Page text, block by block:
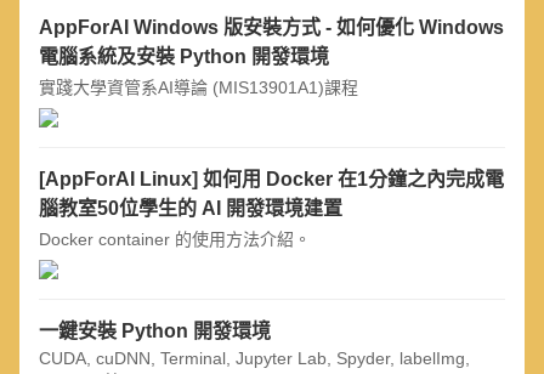
AppForAI Windows 版安裝方式 - 如何優化 Windows
電腦系統及安裝 Python 開發環境
實踐大學資管系AI導論 (MIS13901A1)課程
[AppForAI Linux] 如何用 Docker 在1分鐘之內完成電
腦教室50位學生的 AI 開發環境建置
Docker container 的使用方法介紹。
一鍵安裝 Python 開發環境
CUDA, cuDNN, Terminal, Jupyter Lab, Spyder, labelImg,